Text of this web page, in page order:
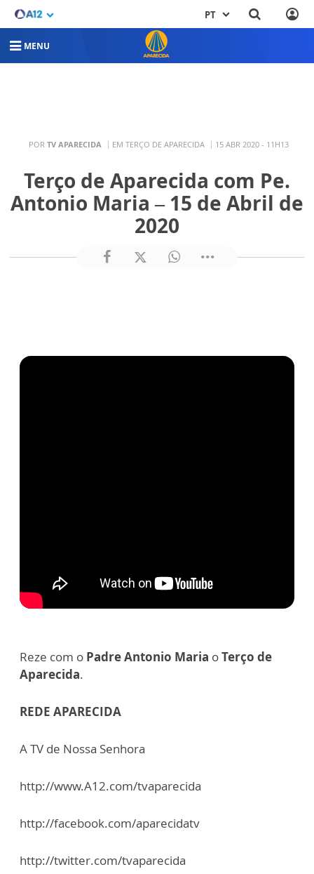
PT
MENU
POR TV APARECIDA EM TERÇO DE APARECIDA 15 ABR 2020 - 11H13
Terço de Aparecida com Pe.
Antonio Maria – 15 de Abril de
2020
Reze com o Padre Antonio Maria oTerço de
Aparecida.
REDE APARECIDA
A TV de Nossa Senhora
http://www.A12.com/tvaparecida
http://facebook.com/aparecidatv
http://twitter.com/tvaparecida